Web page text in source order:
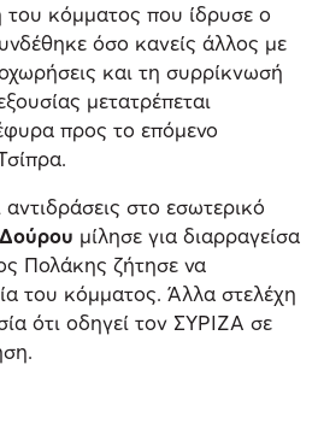
του κόμματος που ίδρυσε ο
όσο κανείς άλλος με
και τη συρρίκνωσή
μετατρέπεται
προς το επόμενο
αντιδράσεις στο εσωτερικό
μίλησε για διαρραγείσα
Πολάκης ζήτησε να
του κόμματος. Άλλα στελέχη
ότι οδηγεί τον ΣΥΡΙΖΑ σε